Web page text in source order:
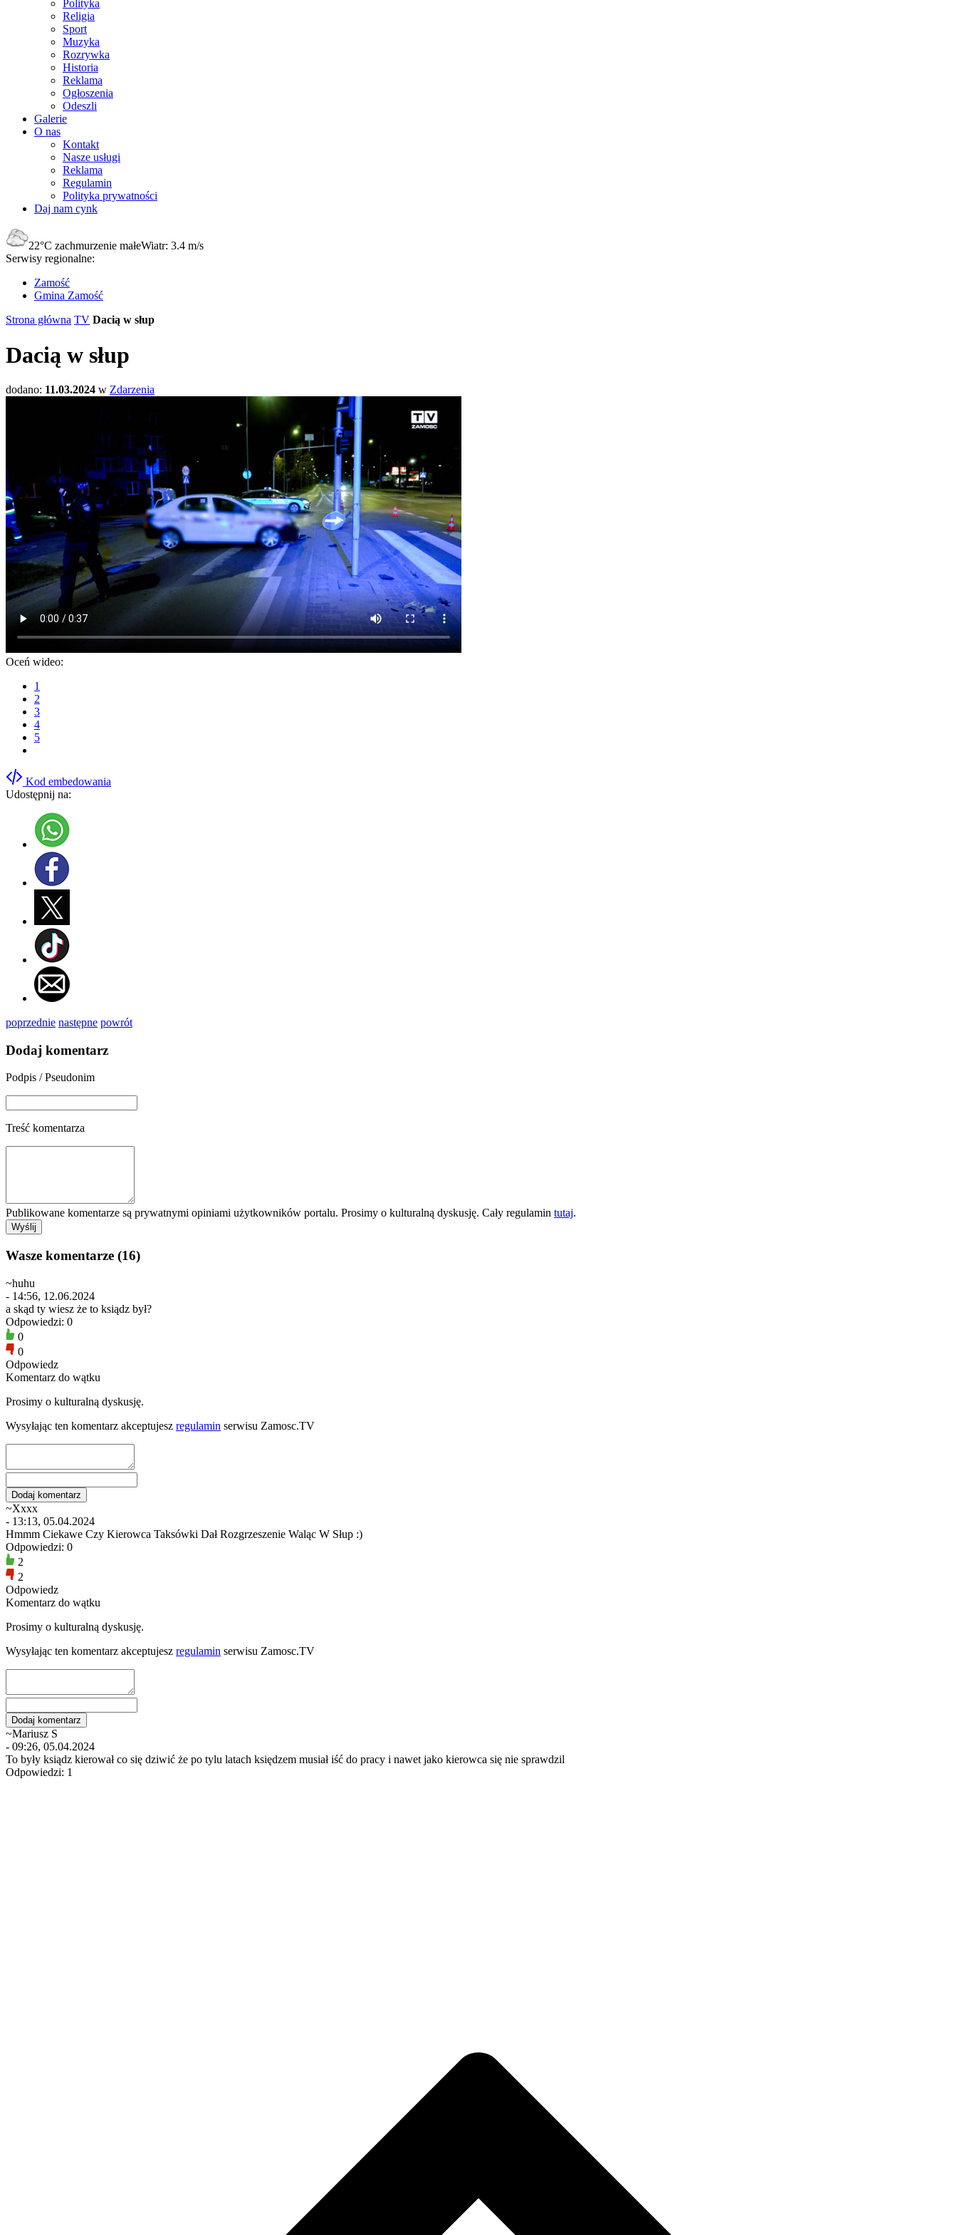
Polityka
Religia
Sport
Muzyka
Rozrywka
Historia
Reklama
Ogłoszenia
Odeszli
Galerie
O nas
Kontakt
Nasze usługi
Reklama
Regulamin
Polityka prywatności
Daj nam cynk
22°C zachmurzenie małeWiatr: 3.4 m/s
Serwisy regionalne:
Zamość
Gmina Zamość
Strona główna TV Dacią w słup
Dacią w słup
dodano: 11.03.2024 w Zdarzenia
Oceń wideo:
1
2
3
4
5
Kod embedowania
Udostępnij na:
poprzednie następne powrót
Dodaj komentarz
Podpis / Pseudonim
Treść komentarza
Publikowane komentarze są prywatnymi opiniami użytkowników portalu. Prosimy o kulturalną dyskusję. Cały regulamin tutaj.
Wasze komentarze (16)
~huhu
- 14:56, 12.06.2024
a skąd ty wiesz że to ksiądz był?
Odpowiedzi: 0
0
0
Odpowiedz
Komentarz do wątku
Prosimy o kulturalną dyskusję.
Wysyłając ten komentarz akceptujesz regulamin serwisu Zamosc.TV
~Xxxx
- 13:13, 05.04.2024
Hmmm Ciekawe Czy Kierowca Taksówki Dał Rozgrzeszenie Waląc W Słup :)
Odpowiedzi: 0
2
2
Odpowiedz
Komentarz do wątku
Prosimy o kulturalną dyskusję.
Wysyłając ten komentarz akceptujesz regulamin serwisu Zamosc.TV
~Mariusz S
- 09:26, 05.04.2024
To były ksiądz kierował co się dziwić że po tylu latach księdzem musiał iść do pracy i nawet jako kierowca się nie sprawdzil
Odpowiedzi: 1